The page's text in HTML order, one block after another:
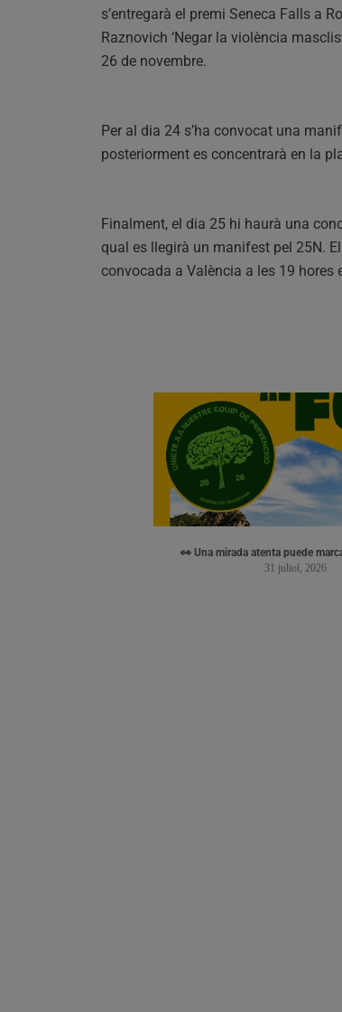
s’entregarà el premi Seneca Falls a
Raznovich ‘Negar la violència
26 de novembre.
Per al dia 24 s’ha convocat una
posteriorment es concentrarà en la
Finalment, el dia 25 hi haurà una
qual es llegirà un manifest pel 25N.
convocada a València a les 19 hores
👀 Una mirada atenta puede
31 juliol, 2026